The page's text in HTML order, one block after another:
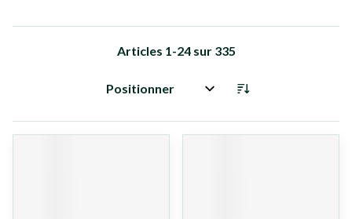
Articles 1-24sur 335
Trier par: